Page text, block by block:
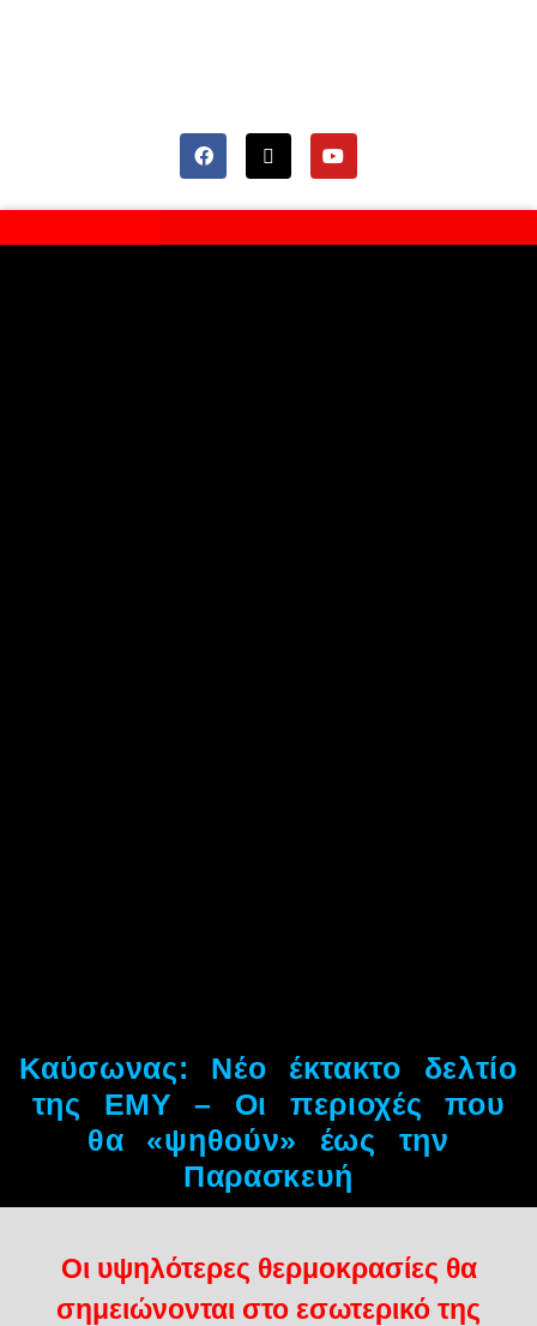
Καύσωνας: Νέο έκτακτο δελτίο
της ΕΜΥ – Οι περιοχές που
θα «ψηθούν» έως την
Παρασκευή
Οι υψηλότερες θερμοκρασίες θα
σημειώνονται στο εσωτερικό της